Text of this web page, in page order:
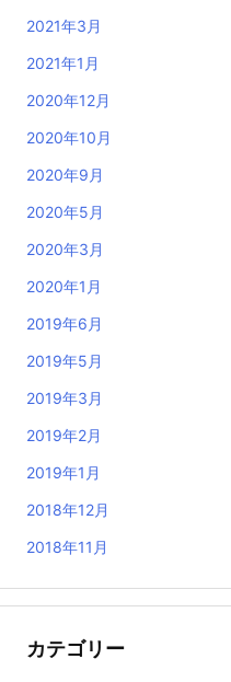
2021年3月
2021年1月
2020年12月
2020年10月
2020年9月
2020年5月
2020年3月
2020年1月
2019年6月
2019年5月
2019年3月
2019年2月
2019年1月
2018年12月
2018年11月
カテゴリー